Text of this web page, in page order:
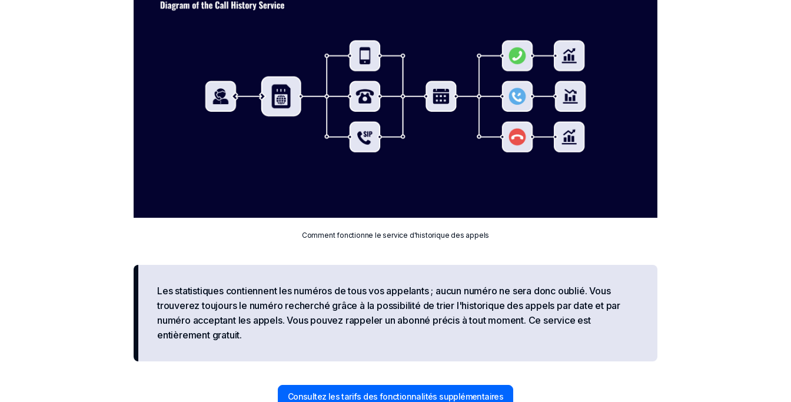
Comment fonctionne le service d'historique des appels
Les statistiques contiennent les numéros de tous vos appelants ; aucun numéro ne sera donc oublié. Vous
trouverez toujours le numéro recherché grâce à la possibilité de trier l'historique des appels par date et par
numéro acceptant les appels. Vous pouvez rappeler un abonné précis à tout moment. Ce service est
entièrement gratuit.
Consultez les tarifs des fonctionnalités supplémentaires